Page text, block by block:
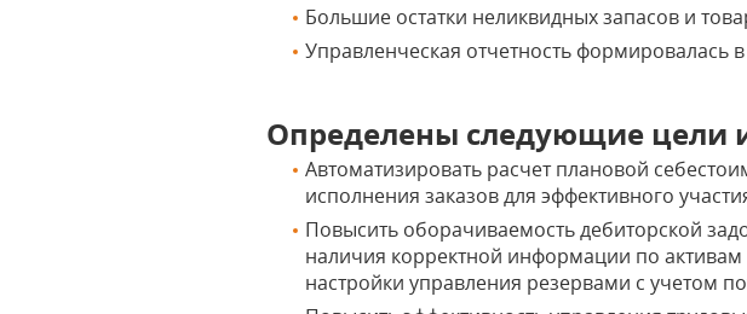
Большие остатки неликвидных запасов и
Управленческая отчетность формировалась
Определены следующие цели
Автоматизировать расчет плановой
исполнения заказов для эффективного
Повысить оборачиваемость дебиторской
наличия корректной информации по
настройки управления резервами с учетом